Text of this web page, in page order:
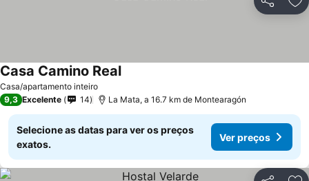
Partilhar
Casa/apartamento inteiro
Casa Camino Real
9,3 Excelente 14 La Mata, a 16.7 km de Montearagón
Selecione as datas para ver os preços
exatos.
Ver preços